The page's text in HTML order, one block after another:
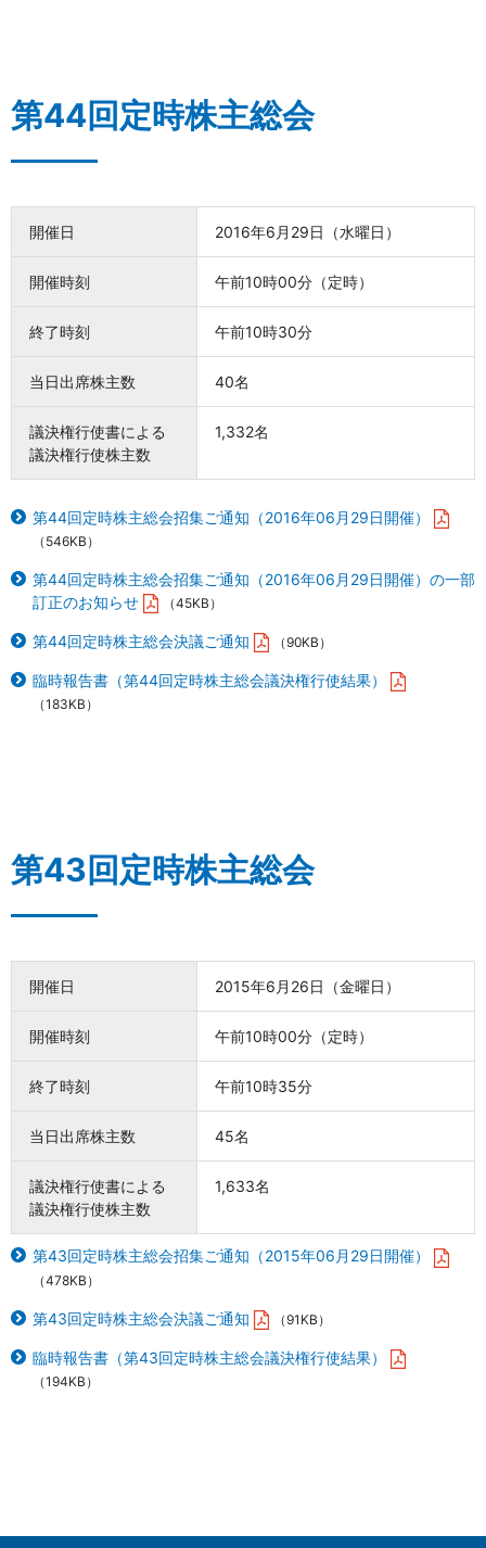
第44回定時株主総会
開催日 2016年6月29日（水曜日）
開催時刻 午前10時00分（定時）
終了時刻 午前10時30分
当日出席株主数 40名
議決権行使書による
議決権行使株主数
1,332名
第44回定時株主総会招集ご通知（2016年06月29日開催）
（546KB）
第44回定時株主総会招集ご通知（2016年06月29日開催）の一部
訂正のお知らせ
（45KB）
第44回定時株主総会決議ご通知 （90KB）
臨時報告書（第44回定時株主総会議決権行使結果）
（183KB）
第43回定時株主総会
開催日 2015年6月26日（金曜日）
開催時刻 午前10時00分（定時）
終了時刻 午前10時35分
当日出席株主数 45名
議決権行使書による
議決権行使株主数
1,633名
第43回定時株主総会招集ご通知（2015年06月29日開催）
（478KB）
第43回定時株主総会決議ご通知 （91KB）
臨時報告書（第43回定時株主総会議決権行使結果）
（194KB）